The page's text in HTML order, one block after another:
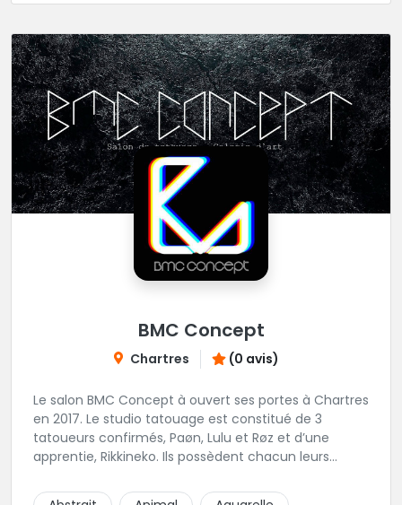
BMC Concept
Chartres (0 avis)
Le salon BMC Concept à ouvert ses portes à Chartres
en 2017. Le studio tatouage est constitué de 3
tatoueurs confirmés, Paøn, Lulu et Røz et d’une
apprentie, Rikkineko. Ils possèdent chacun leurs
souhaitant se faire tatouer de pouvoir construire un